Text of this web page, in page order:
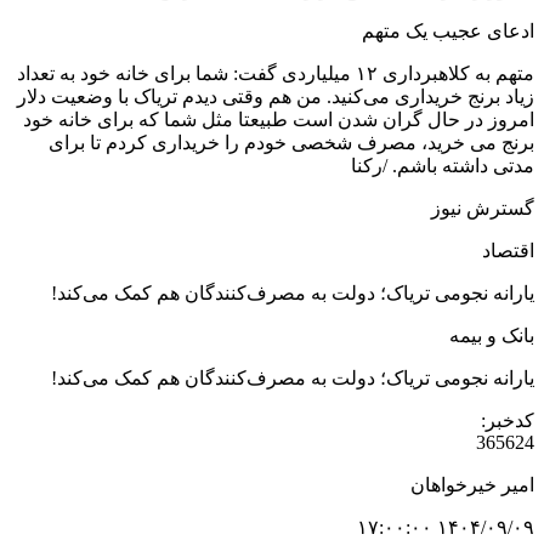
ادعای عجیب یک متهم
متهم به کلاهبرداری ۱۲ میلیاردی گفت: شما برای خانه خود به تعداد
زیاد برنج خریداری می‌کنید. من هم وقتی دیدم تریاک با وضعیت دلار
امروز در حال گران شدن است طبیعتا مثل شما که برای خانه خود
برنج می خرید، مصرف شخصی خودم را خریداری کردم تا برای
مدتی داشته باشم. /رکنا
گسترش نیوز
اقتصاد
یارانه نجومی تریاک؛ دولت به مصرف‌کنندگان هم کمک می‌کند!
بانک و بیمه
یارانه نجومی تریاک؛ دولت به مصرف‌کنندگان هم کمک می‌کند!
کدخبر:
365624
امیر خیرخواهان
۱۴۰۴/۰۹/۰۹ ۱۷:۰۰:۰۰